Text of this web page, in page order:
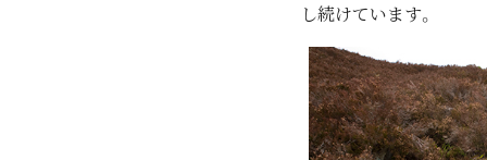
し続けています。